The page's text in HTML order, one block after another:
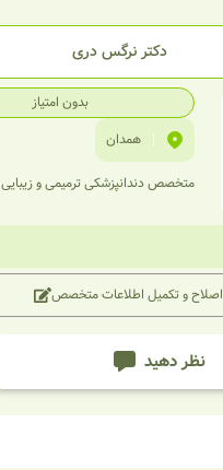
دکتر نرگس دری
بدون امتیاز
| همدان
متخصص دندانپزشکی ترمیمی و زیبایی
اصلاح و تکمیل اطلاعات متخصص
نظر دهید